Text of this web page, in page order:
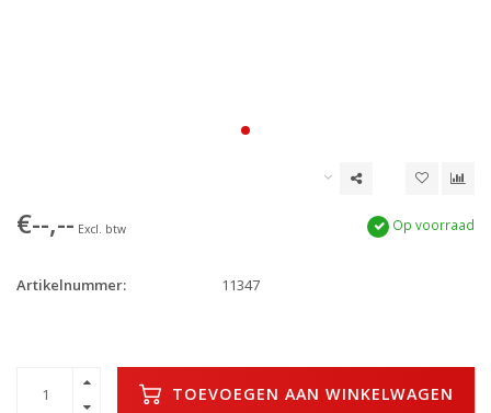
€--,-- Excl. btw Op voorraad
Artikelnummer: 11347
TOEVOEGEN AAN WINKELWAGEN